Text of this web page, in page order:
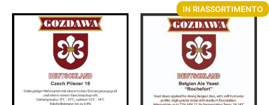
IN RIASSORTIMENTO